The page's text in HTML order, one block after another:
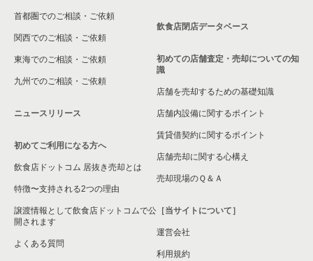
首都圏でのご相談・ご依頼
関西でのご相談・ご依頼
東海でのご相談・ご依頼
九州でのご相談・ご依頼
ニュースリリース
初めてご利用になる方へ
飲食店ドットコム 居抜き売却とは
特徴〜支持される2つの理由
譲渡情報として飲食店ドットコムで公
開されます
よくある質問
飲食店閉店データベース
初めての店舗査定・売却についての知
識
店舗を売却するための基礎知識
店舗内設備に関するポイント
賃貸借契約に関するポイント
店舗売却に関する心構え
売却現場のＱ＆Ａ
［当サイトについて］
運営会社
利用規約